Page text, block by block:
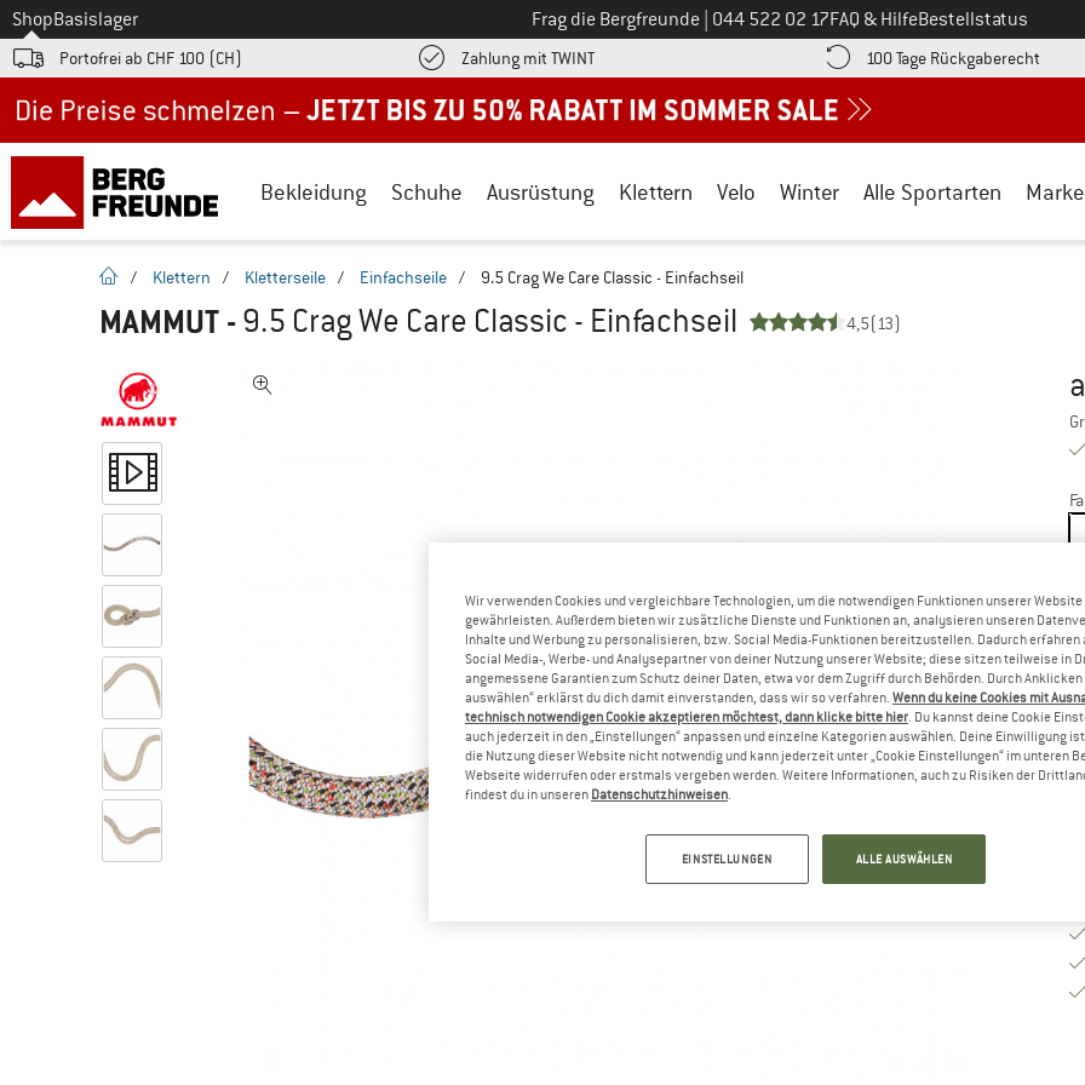
Zum
ShopBasislager Frag die Bergfreunde Ruf uns an unter
044 522 02 17FAQ & HilfeBestellstatus
Portofrei ab CHF 100 (CH) Zahlung mit TWINTFinde die Zahlungs-Infos hier! Öffnet sich in einer Infobox
100 Tage Rückgaberecht
Bekleidung Schuhe Ausrüstung Klettern Velo Winter Alle Sportarten
Startseite
/ Klettern / Kletterseile / Einfachseile / 9.5 Crag We Care Classic - Einfachseil
MAMMUT -9.5 Crag We Care Classic - Einfachseil 4,5(13)
Wir verwenden Cookies und vergleichbare Technologien, um die notwendigen Funktionen unserer Website
gewährleisten. Außerdem bieten wir zusätzliche Dienste und Funktionen an, analysieren unseren
Inhalte und Werbung zu personalisieren, bzw. Social Media-Funktionen bereitzustellen. Dadurch erfahren
Social Media-, Werbe- und Analysepartner von deiner Nutzung unserer Website; diese sitzen teilweise in
angemessene Garantien zum Schutz deiner Daten, etwa vor dem Zugriff durch Behörden. Durch Anklicken
auswählen“ erklärst du dich damit einverstanden, dass wir so verfahren. Wenn du keine Cookies mit
technisch notwendigen Cookie akzeptieren möchtest, dann klicke bitte hier. Du kannst deine Cookie
auch jederzeit in den „Einstellungen“ anpassen und einzelne Kategorien auswählen. Deine Einwilligung
die Nutzung dieser Website nicht notwendig und kann jederzeit unter „Cookie Einstellungen“ im unteren
Webseite widerrufen oder erstmals vergeben werden. Weitere Informationen, auch zu Risiken der
findest du in unseren Datenschutzhinweisen.
EINSTELLUNGEN ALLE AUSWÄHLEN